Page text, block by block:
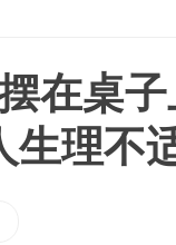
在桌
生理不